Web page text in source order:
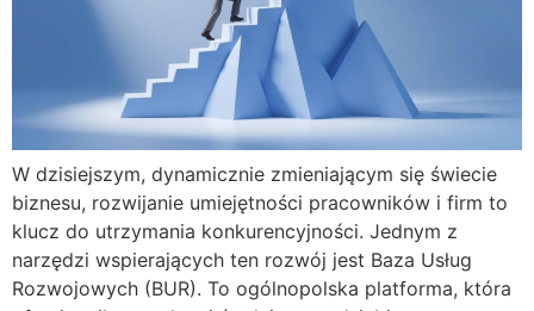
W dzisiejszym, dynamicznie zmieniającym się świecie
biznesu, rozwijanie umiejętności pracowników i firm to
klucz do utrzymania konkurencyjności. Jednym z
narzędzi wspierających ten rozwój jest Baza Usług
Rozwojowych (BUR). To ogólnopolska platforma, która